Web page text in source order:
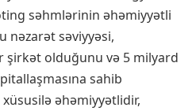
səhmlərinin əhəmiyyətli
nəzarət səviyyəsi,
şirkət olduğunu və 5 milyard
sahib
əhəmiyyətlidir,